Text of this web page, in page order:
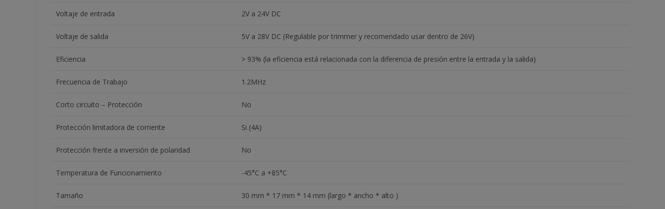
Voltaje de entrada 2V a 24V DC
Voltaje de salida 5V a 28V DC (Regulable por trimmer y recomendado usar dentro de 26V)
Eficiencia > 93% (la eficiencia está relacionada con la diferencia de presión entre la entrada y la salida)
Frecuencia de Trabajo 1.2MHz
Corto circuito – Protección No
Protección limitadora de corriente Si (4A)
Protección frente a inversión de polaridad No
Temperatura de Funcionamiento -45°C a +85°C
Tamaño 30 mm * 17 mm * 14 mm (largo * ancho * alto )